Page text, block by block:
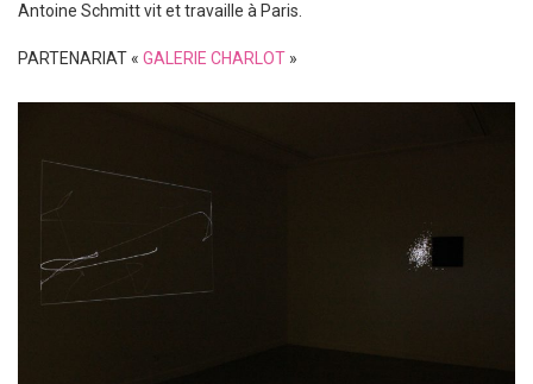
Antoine Schmitt vit et travaille à Paris.
PARTENARIAT « GALERIE CHARLOT »